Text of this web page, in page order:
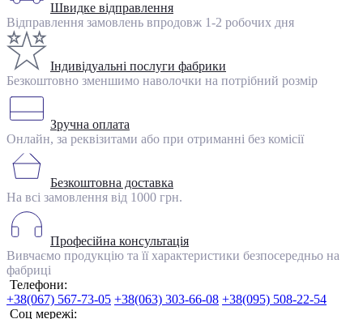
Швидке відправлення
Відправлення замовлень впродовж 1-2 робочих дня
Індивідуальні послуги фабрики
Безкоштовно зменшимо наволочки на потрібний розмір
Зручна оплата
Онлайн, за реквізитами або при отриманні без комісії
Безкоштовна доставка
На всі замовлення від 1000 грн.
Професійна консультація
Вивчаємо продукцію та її характеристики безпосередньо на
фабриці
Телефони:
+38(067) 567-73-05 +38(063) 303-66-08 +38(095) 508-22-54
Соц мережі: